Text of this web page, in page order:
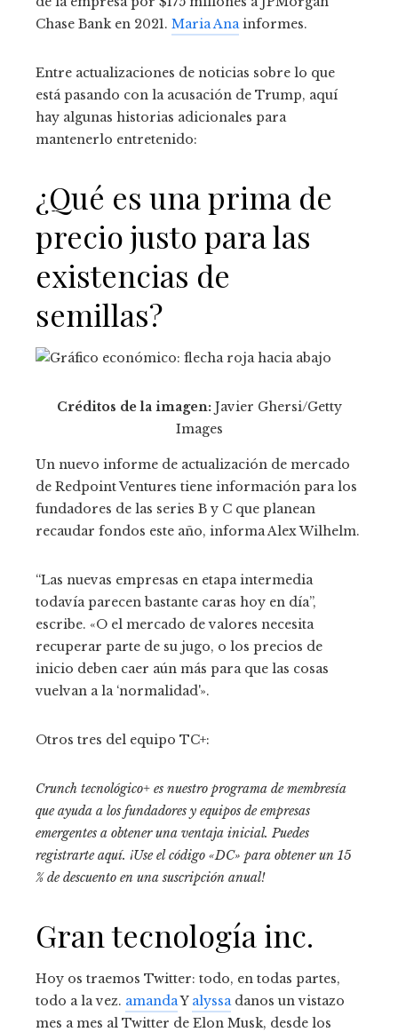
Chase Bank en 2021. Maria Anainformes.
Entre actualizaciones de noticias sobre lo que
está pasando con la acusación de Trump, aquí
hay algunas historias adicionales para
mantenerlo entretenido:
¿Qué es una prima de
precio justo para las
existencias de
semillas?
Créditos de la imagen: Javier Ghersi/Getty
Images
Un nuevo informe de actualización de mercado
de Redpoint Ventures tiene información para los
fundadores de las series B y C que planean
recaudar fondos este año, informa Alex Wilhelm.
“Las nuevas empresas en etapa intermedia
todavía parecen bastante caras hoy en día”,
escribe. «O el mercado de valores necesita
recuperar parte de su jugo, o los precios de
inicio deben caer aún más para que las cosas
vuelvan a la ‘normalidad'».
Otros tres del equipo TC+:
Crunch tecnológico+ es nuestro programa de membresía
que ayuda a los fundadores y equipos de empresas
emergentes a obtener una ventaja inicial. Puedes
registrarte aquí. ¡Use el código «DC» para obtener un 15
% de descuento en una suscripción anual!
Gran tecnología inc.
Hoy os traemos Twitter: todo, en todas partes,
todo a la vez. amandaY alyssadanos un vistazo
mes a mes al Twitter de Elon Musk, desde los